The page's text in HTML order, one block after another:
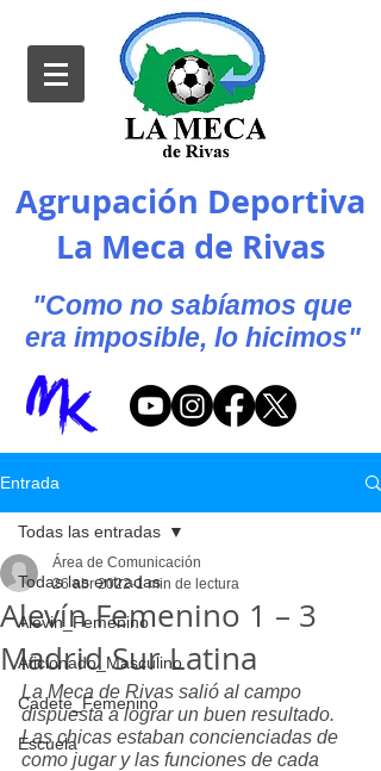
Agrupación Deportiva
La Meca de Rivas
"Como no sabíamos que
era imposible, lo hicimos"
Entrada
Todas las entradas
Alevin_Femenino
Aficionado_Masculino
Cadete_Femenino
Escuela
Todas las entradas
Alevín Femenino 1 – 3
Madrid Sur Latina
Área de Comunicación
26 abr 2022 1 min de lectura
La Meca de Rivas salió al campo
dispuesta a lograr un buen resultado.
Las chicas estaban concienciadas de
como jugar y las funciones de cada